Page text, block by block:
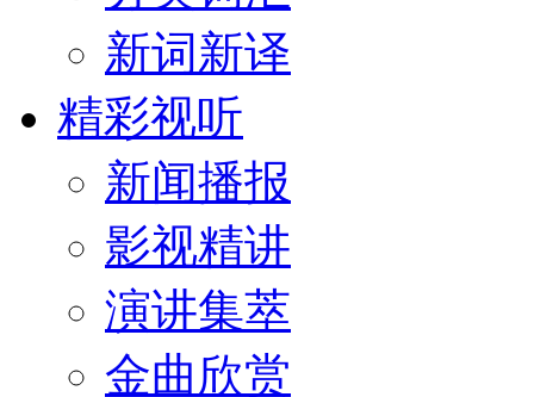
新词新译
精彩视听
新闻播报
影视精讲
演讲集萃
金曲欣赏